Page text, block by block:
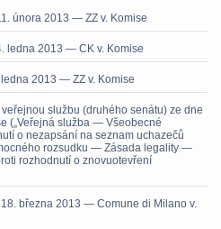
února 2013 — ZZ v. Komise
ledna 2013 — CK v. Komise
2013 — ZZ v. Komise
službu (druhého senátu) ze dne
(„Veřejná služba — Všeobecné
o nezapsání na seznam uchazečů
rozsudku — Zásada legality —
rozhodnutí o znovuotevření
března 2013 — Comune di Milano v.